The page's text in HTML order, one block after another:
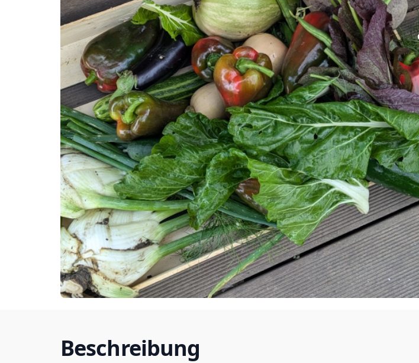
Beschreibung